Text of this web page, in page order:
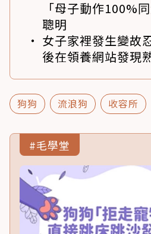
「母子動作100%
聰明
女子家裡發生變故
後在領養網站發現
狗狗 流浪狗 收容所
#毛學堂